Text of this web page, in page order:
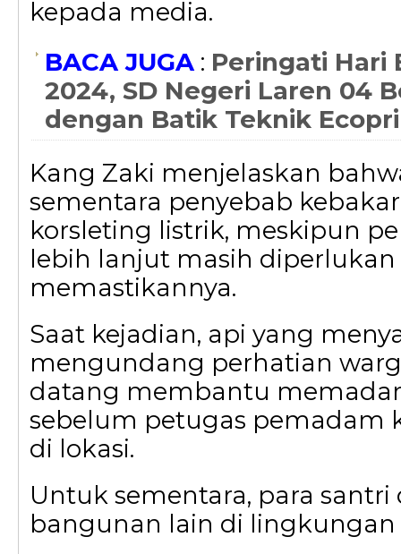
kepada media.
BACA JUGA: Peringati Hari
2024, SD Negeri Laren 04
dengan Batik Teknik
Kang Zaki menjelaskan
sementara penyebab
korsleting listrik, meskipun
lebih lanjut masih
memastikannya.
Saat kejadian, api yang
mengundang perhatian
datang membantu
sebelum petugas pemadam
di lokasi.
Untuk sementara, para
bangunan lain di